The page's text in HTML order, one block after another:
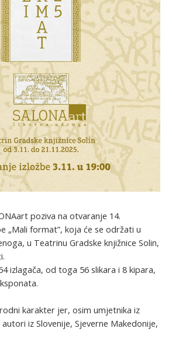
poziva na otvaranje 14.
„Mali format”, koja će se održati u
u Teatrinu Gradske knjižnice Solin,
izlagača, od toga 56 slikara i 8 kipara,
karakter jer, osim umjetnika iz
iz Slovenije, Sjeverne Makedonije,